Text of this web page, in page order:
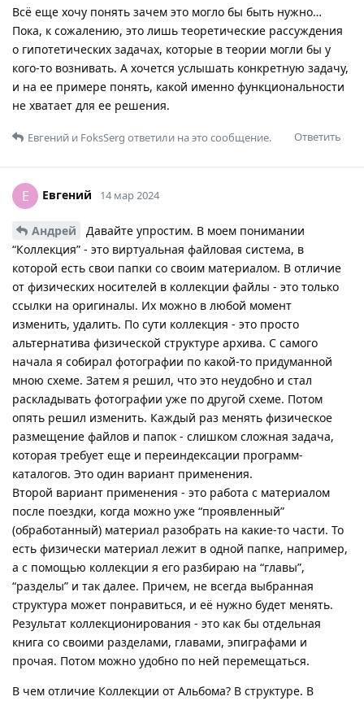
Всё еще хочу понять зачем это могло бы быть нужно…
Пока, к сожалению, это лишь теоретические рассуждения
о гипотетических задачах, которые в теории могли бы у
кого-то вознивать. А хочется услышать конкретную задачу,
и на ее примере понять, какой именно функциональности
не хватает для ее решения.
Ответить
Евгений и FoksSerg ответили на это сообщение.
Е Евгений 14 мар 2024
Андрей
Давайте упростим. В моем понимании
“Коллекция” - это виртуальная файловая система, в
которой есть свои папки со своим материалом. В отличие
от физических носителей в коллекции файлы - это только
ссылки на оригиналы. Их можно в любой момент
изменить, удалить. По сути коллекция - это просто
альтернатива физической структуре архива. С самого
начала я собирал фотографии по какой-то придуманной
мною схеме. Затем я решил, что это неудобно и стал
раскладывать фотографии уже по другой схеме. Потом
опять решил изменить. Каждый раз менять физическое
размещение файлов и папок - слишком сложная задача,
которая требует еще и переиндексации программ-
каталогов. Это один вариант применения.
Второй вариант применения - это работа с материалом
после поездки, когда можно уже “проявленный”
(обработанный) материал разобрать на какие-то части. То
есть физически материал лежит в одной папке, например,
а с помощью коллекции я его разбираю на “главы”,
“разделы” и так далее. Причем, не всегда выбранная
структура может понравиться, и её нужно будет менять.
Результат коллекционирования - это как бы отдельная
книга со своими разделами, главами, эпиграфами и
прочая. Потом можно удобно по ней перемещаться.
В чем отличие Коллекции от Альбома? В структуре. В